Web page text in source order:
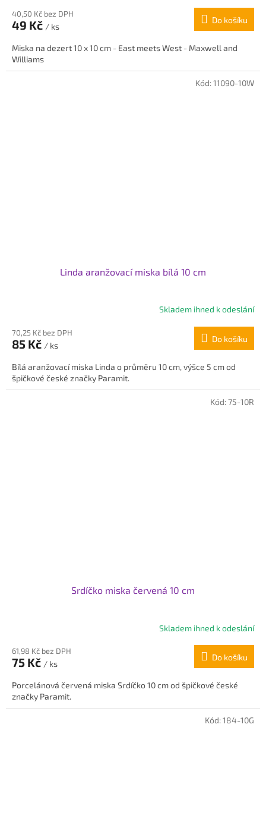
40,50 Kč bez DPH
49 Kč / ks
Do košíku
Miska na dezert 10 x 10 cm - East meets West - Maxwell and
Williams
Linda aranžovací miska bílá 10 cm
produktu
je
z
5
hvězdiček.
Skladem ihned k odeslání
70,25 Kč bez DPH
85 Kč / ks
Do košíku
Bílá aranžovací miska Linda o průměru 10 cm, výšce 5 cm od
špičkové české značky Paramit.
Kód:11090-10W
Srdíčko miska červená 10 cm
produktu
je
z
5
hvězdiček.
Skladem ihned k odeslání
61,98 Kč bez DPH
75 Kč / ks
Do košíku
Porcelánová červená miska Srdíčko 10 cm od špičkové české
značky Paramit.
Kód:75-10R
Kód:184-10G